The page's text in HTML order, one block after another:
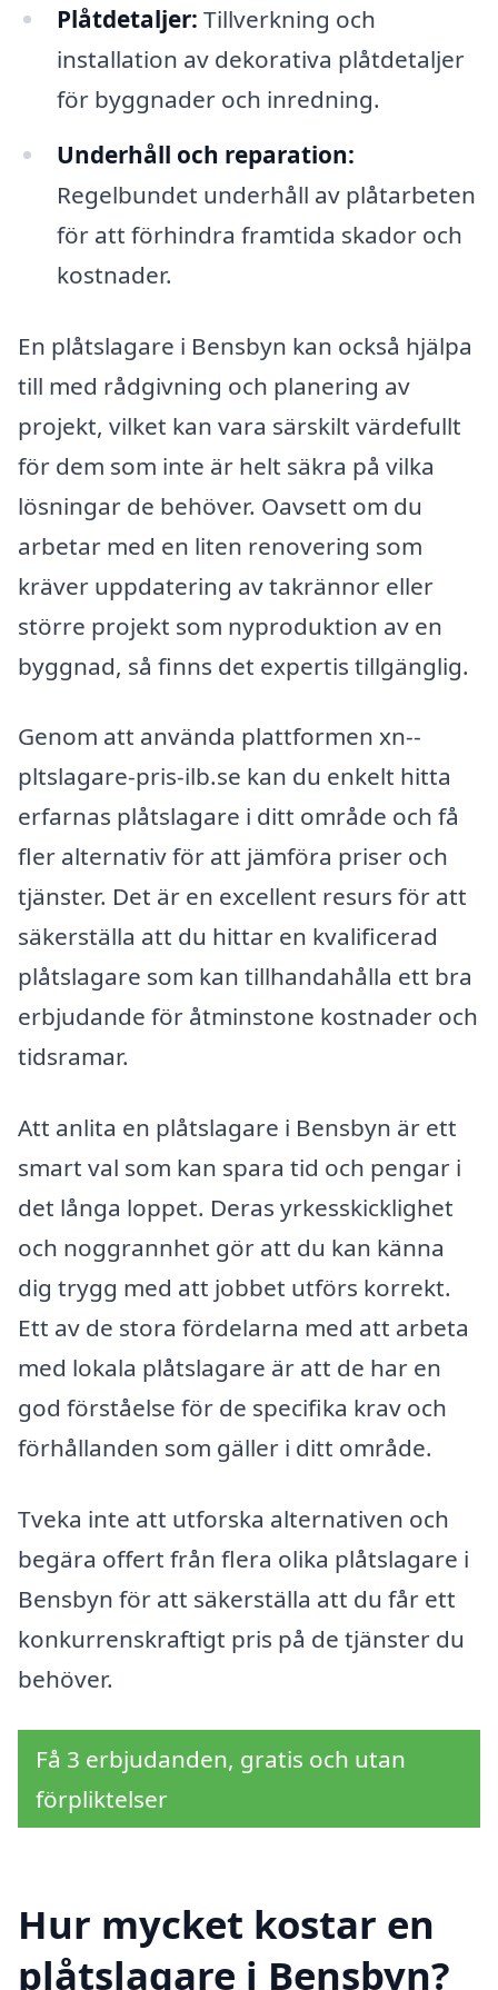
Plåtdetaljer: Tillverkning och
installation av dekorativa plåtdetaljer
för byggnader och inredning.
Underhåll och reparation:
Regelbundet underhåll av plåtarbeten
för att förhindra framtida skador och
kostnader.
En plåtslagare i Bensbyn kan också hjälpa
till med rådgivning och planering av
projekt, vilket kan vara särskilt värdefullt
för dem som inte är helt säkra på vilka
lösningar de behöver. Oavsett om du
arbetar med en liten renovering som
kräver uppdatering av takrännor eller
större projekt som nyproduktion av en
byggnad, så finns det expertis tillgänglig.
Genom att använda plattformen xn--
pltslagare-pris-ilb.se kan du enkelt hitta
erfarnas plåtslagare i ditt område och få
fler alternativ för att jämföra priser och
tjänster. Det är en excellent resurs för att
säkerställa att du hittar en kvalificerad
plåtslagare som kan tillhandahålla ett bra
erbjudande för åtminstone kostnader och
tidsramar.
Att anlita en plåtslagare i Bensbyn är ett
smart val som kan spara tid och pengar i
det långa loppet. Deras yrkesskicklighet
och noggrannhet gör att du kan känna
dig trygg med att jobbet utförs korrekt.
Ett av de stora fördelarna med att arbeta
med lokala plåtslagare är att de har en
god förståelse för de specifika krav och
förhållanden som gäller i ditt område.
Tveka inte att utforska alternativen och
begära offert från flera olika plåtslagare i
Bensbyn för att säkerställa att du får ett
konkurrenskraftigt pris på de tjänster du
behöver.
Få 3 erbjudanden, gratis och utan
förpliktelser
Hur mycket kostar en
plåtslagare i Bensbyn?